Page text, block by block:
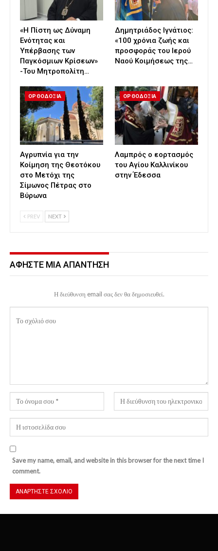
«Η Πίστη ως Δύναμη
Ενότητας και
Υπέρβασης των
Παγκόσμιων Κρίσεων»
-Του Μητροπολίτη…
Δημητριάδος Ιγνάτιος:
«100 χρόνια ζωής και
προσφοράς του Ιερού
Ναού Κοιμήσεως της…
ΟΡΘΟΔΟΞΙΑ
Αγρυπνία για την
Κοίμηση της Θεοτόκου
στο Μετόχι της
Σίμωνος Πέτρας στο
Βύρωνα
ΟΡΘΟΔΟΞΙΑ
Λαμπρός ο εορτασμός
του Αγίου Καλλινίκου
στην Έδεσσα
PREV NEXT
ΑΦΉΣΤΕ ΜΙΑ ΑΠΆΝΤΗΣΗ
Η διεύθυνση email σας δεν θα δημοσιευθεί.
Save my name, email, and website in this browser for the next time I
comment.